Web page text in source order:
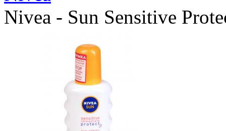
Nivea - Sun Sensitive